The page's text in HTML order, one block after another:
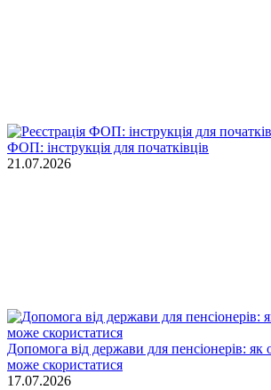
ФОП: інструкція для початківців
21.07.2026
Допомога від держави для пенсіонерів:
може скористатися
17.07.2026